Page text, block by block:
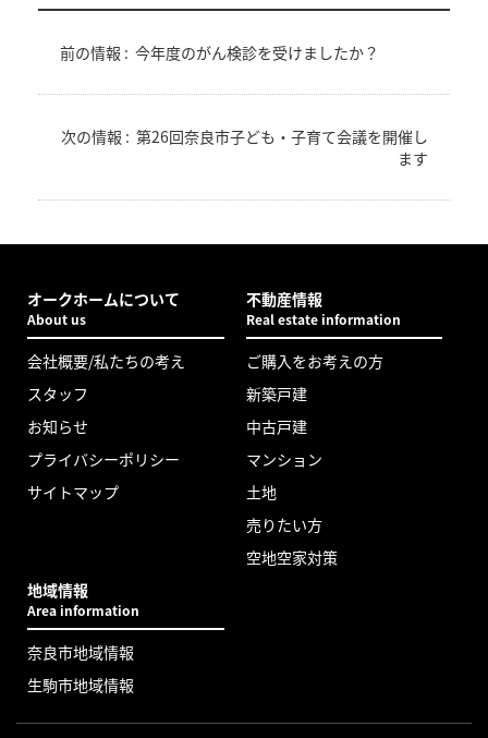
前の情報 : 今年度のがん検診を受けましたか？
次の情報 : 第26回奈良市子ども・子育て会議を開催し
ます
オークホームについて
About us
会社概要/私たちの考え
スタッフ
お知らせ
プライバシーポリシー
サイトマップ
不動産情報
Real estate information
ご購入をお考えの方
新築戸建
中古戸建
マンション
土地
売りたい方
空地空家対策
地域情報
Area information
奈良市地域情報
生駒市地域情報